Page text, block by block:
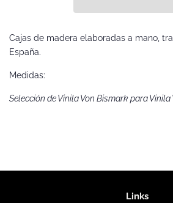
Cajas de madera elaboradas a mano,
España.
Medidas:
Selección de Vinila Von Bismark para Vinila
Links